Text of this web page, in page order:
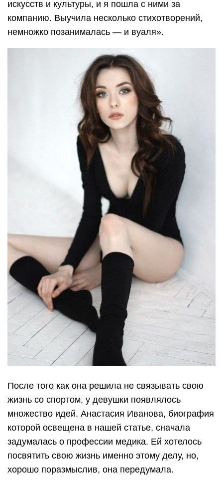
искусств и культуры, и я пошла с ними за
компанию. Выучила несколько стихотворений,
немножко позанималась — и вуаля».
После того как она решила не связывать свою
жизнь со спортом, у девушки появлялось
множество идей. Анастасия Иванова, биография
которой освещена в нашей статье, сначала
задумалась о профессии медика. Ей хотелось
посвятить свою жизнь именно этому делу, но,
хорошо поразмыслив, она передумала.